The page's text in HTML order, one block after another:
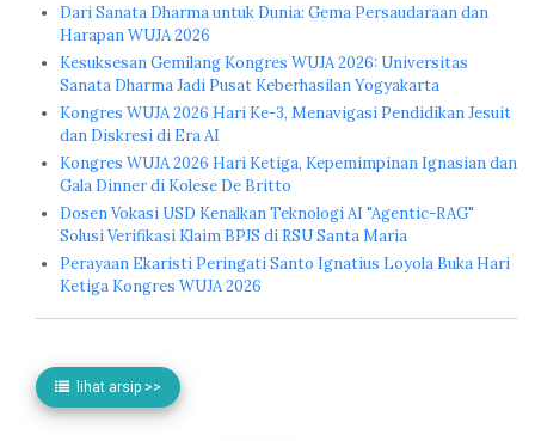
Dari Sanata Dharma untuk Dunia: Gema Persaudaraan dan
Harapan WUJA 2026
Kesuksesan Gemilang Kongres WUJA 2026: Universitas
Sanata Dharma Jadi Pusat Keberhasilan Yogyakarta
Kongres WUJA 2026 Hari Ke-3, Menavigasi Pendidikan Jesuit
dan Diskresi di Era AI
Kongres WUJA 2026 Hari Ketiga, Kepemimpinan Ignasian dan
Gala Dinner di Kolese De Britto
Dosen Vokasi USD Kenalkan Teknologi AI "Agentic-RAG"
Solusi Verifikasi Klaim BPJS di RSU Santa Maria
Perayaan Ekaristi Peringati Santo Ignatius Loyola Buka Hari
Ketiga Kongres WUJA 2026
lihat arsip >>